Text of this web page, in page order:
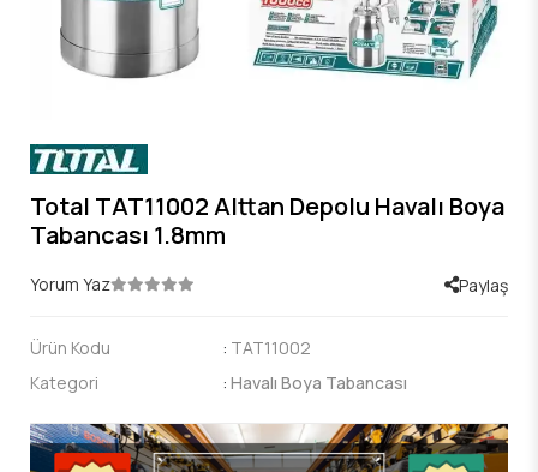
Total TAT11002 Alttan Depolu Havalı Boya
Tabancası 1.8mm
Yorum Yaz Paylaş
Ürün Kodu : TAT11002
Kategori
: Havalı Boya Tabancası